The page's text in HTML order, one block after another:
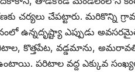
చర్యలు చేపట్టారు. మరికొన్ని
ఎప్పుడు
కొత్తపేట, వడ్డమాను, అమరావతి,
పరిటాల వద్ద ఎక్కువ